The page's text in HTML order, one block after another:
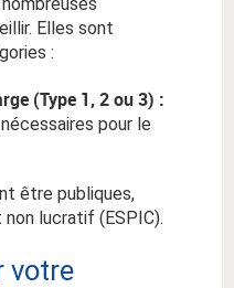
Elles sont
:
(Type 1, 2 ou 3) :
pour le
être publiques,
lucratif (ESPIC).
votre